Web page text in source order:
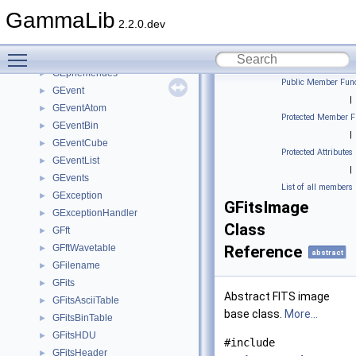
GammaLib 2.2.0.dev
► GEbounds
► GEphemerides
► GEvent
► GEventAtom
► GEventBin
► GEventCube
► GEventList
► GEvents
► GException
► GExceptionHandler
► GFft
► GFftWavetable
► GFilename
► GFits
► GFitsAsciiTable
► GFitsBinTable
► GFitsHDU
► GFitsHeader
Public Member
|
Protected Member
|
Protected Attributes
|
List of all members
GFitsImage
Class
Reference
abstract
Abstract FITS image
base class. More...
#include